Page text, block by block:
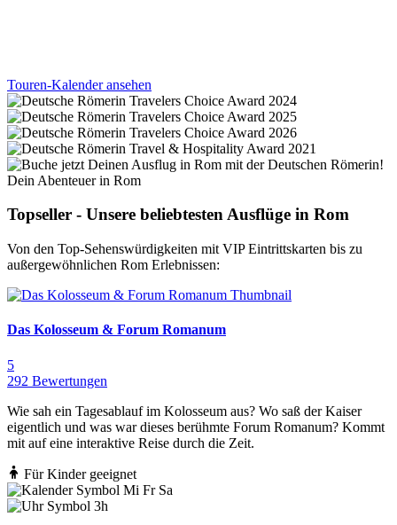
Touren-Kalender ansehen
Dein Abenteuer in Rom
Topseller - Unsere beliebtesten Ausflüge in Rom
Von den Top-Sehenswürdigkeiten mit VIP Eintrittskarten bis zu
außergewöhnlichen Rom Erlebnissen:
Das Kolosseum & Forum Romanum
5
292 Bewertungen
Wie sah ein Tagesablauf im Kolosseum aus? Wo saß der Kaiser
eigentlich und was war dieses berühmte Forum Romanum? Kommt
mit auf eine interaktive Reise durch die Zeit.
Für Kinder geeignet
Mi Fr Sa
3h